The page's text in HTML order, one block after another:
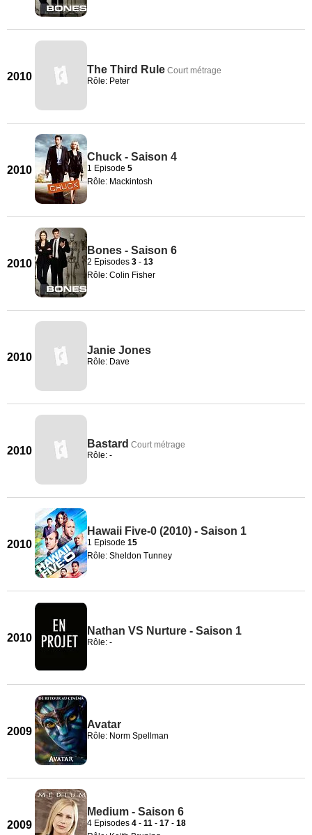
2010
The Third Rule Court métrage
Rôle: Peter
2010
Chuck - Saison 4
1 Episode 5
Rôle: Mackintosh
2010
Bones - Saison 6
2 Episodes 3 - 13
Rôle: Colin Fisher
2010
Janie Jones
Rôle: Dave
2010
Bastard Court métrage
Rôle: -
2010
Hawaii Five-0 (2010) - Saison 1
1 Episode 15
Rôle: Sheldon Tunney
2010
Nathan VS Nurture - Saison 1
Rôle: -
2009
Avatar
Rôle: Norm Spellman
2009
Medium - Saison 6
4 Episodes 4 - 11 - 17 - 18